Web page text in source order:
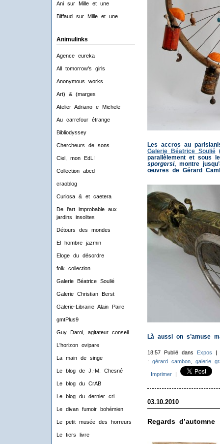
Anisur Mille et une
Biffaud sur Mille et une
Animulinks
Agence eureka
All tomorrow’s girls
Anonymous works
Art) & (marges
Atelier Adriano e Michele
Au carrefour étrange
Bibliodyssey
Chercheurs de sons
Ciel, mon EdL!
Collection abcd
craoblog
Curiosa & et caetera
De l'art improbable aux
jardins insolites
Détours des mondes
El hombre jazmin
Eloge du désordre
folk collection
Galerie Béatrice Soulié
Galerie Christian Berst
Galerie-Librairie Alain Paire
gmtPlus9
Guy Darol, agitateur conseil
L'horizon ovipare
La main de singe
Le blog de J.-M. Chesné
Le blog du CrAB
Le blog du dernier cri
Le divan fumoir bohémien
Le petit musée des horreurs
Le tiers livre
Les accros au
Galerie Béatrice Soulié
parallèlement et sous
sporgersi, montre
œuvres de Gérard
Là aussi on s’amuse
18:57 Publié dans Expos |
: gérard cambon, galerie
Imprimer|
03.10.2010
Regards d’automne